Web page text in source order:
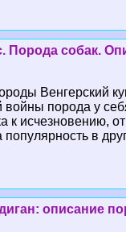
Порода собак.
Венгерский
порода у
к исчезновению, от
популярность в
описание